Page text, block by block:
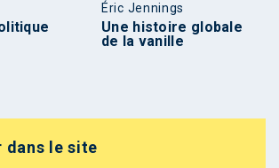
Éric Jennings
Une histoire globale
de la vanille
dans le site